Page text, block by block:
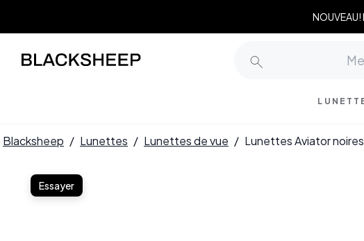
Blacksheep / Lunettes / Lunettes de vue / Lunettes Aviator
Essayer